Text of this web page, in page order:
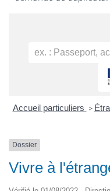
Accueil particuliers >
Dossier
Vivre à